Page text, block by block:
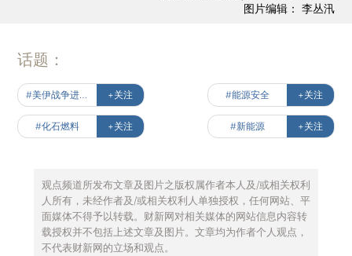
图片编辑： 李丛汛
话题：
+关注 #能源安全 +关注
#化石燃料 +关注 #新能源 +关注
观点频道所发布文章及图片之版权属作者本人及/或相关权利
人所有，未经作者及/或相关权利人单独授权，任何网站、平
面媒体不得予以转载。财新网对相关媒体的网站信息内容转
载授权并不包括上述文章及图片。文章均为作者个人观点，
不代表财新网的立场和观点。